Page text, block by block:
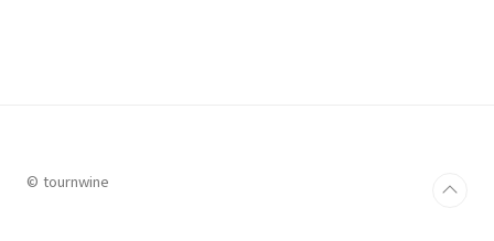
© tournwine